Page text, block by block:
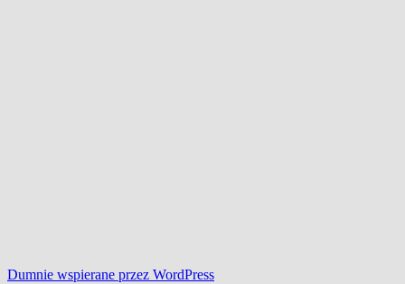
Dumnie wspierane przez WordPress